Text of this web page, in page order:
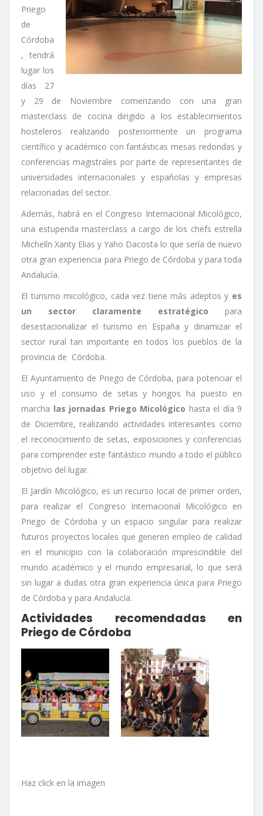
Priego
de
Córdoba
, tendrá
lugar los
días 27
y 29 de Noviembre comenzando con una gran
masterclass de cocina dirigido a los establecimientos
hosteleros realizando posteriormente un programa
científico y académico con fantásticas mesas redondas y
conferencias magistrales por parte de representantes de
universidades internacionales y españolas y empresas
relacionadas del sector.
Además, habrá en el Congreso Internacional Micológico,
una estupenda masterclass a cargo de los chefs estrella
Michelín Xanty Elias y Yaho Dacosta lo que sería de nuevo
otra gran experiencia para Priego de Córdoba y para toda
Andalucía.
El turismo micológico, cada vez tiene más adeptos y es
un sector claramente estratégico para
desestacionalizar el turismo en España y dinamizar el
sector rural tan importante en todos los pueblos de la
provincia de Córdoba.
El Ayuntamiento de Priego de Córdoba, para potenciar el
uso y el consumo de setas y hongos ha puesto en
marcha las jornadas Priego Micológico hasta el día 9
de Diciembre, realizando actividades interesantes como
el reconocimiento de setas, exposiciones y conferencias
para comprender este fantástico mundo a todo el público
objetivo del lugar.
El Jardín Micológico, es un recurso local de primer orden,
para realizar el Congreso Internacional Micológico en
Priego de Córdoba y un espacio singular para realizar
futuros proyectos locales que generen empleo de calidad
en el municipio con la colaboración imprescindible del
mundo académico y el mundo empresarial, lo que será
sin lugar a dudas otra gran experiencia única para Priego
de Córdoba y para Andalucía.
Actividades recomendadas en
Priego de Córdoba
Haz click en la imagen